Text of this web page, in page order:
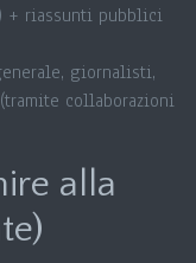
+ riassunti pubblici
giornalisti,
collaborazioni
alla